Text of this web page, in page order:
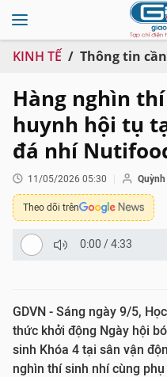
KINH TẾ Thông tin
Hàng nghìn
huynh hội tụ
đá nhí
11/05/2026 05:30 Quỳnh
Theo dõi trên
0:00 /4:33
GDVN - Sáng ngày 9/5,
thức khởi động Ngày hội
sinh Khóa 4 tại sân vận
nghìn thí sinh nhí cùng